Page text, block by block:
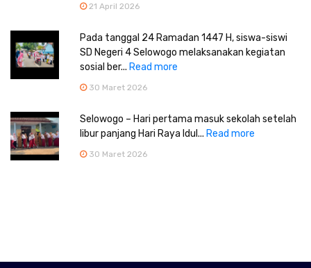
21 April 2026
Pada tanggal 24 Ramadan 1447 H, siswa-siswi
SD Negeri 4 Selowogo melaksanakan kegiatan
sosial ber... Read more
30 Maret 2026
Selowogo – Hari pertama masuk sekolah setelah
libur panjang Hari Raya Idul... Read more
30 Maret 2026